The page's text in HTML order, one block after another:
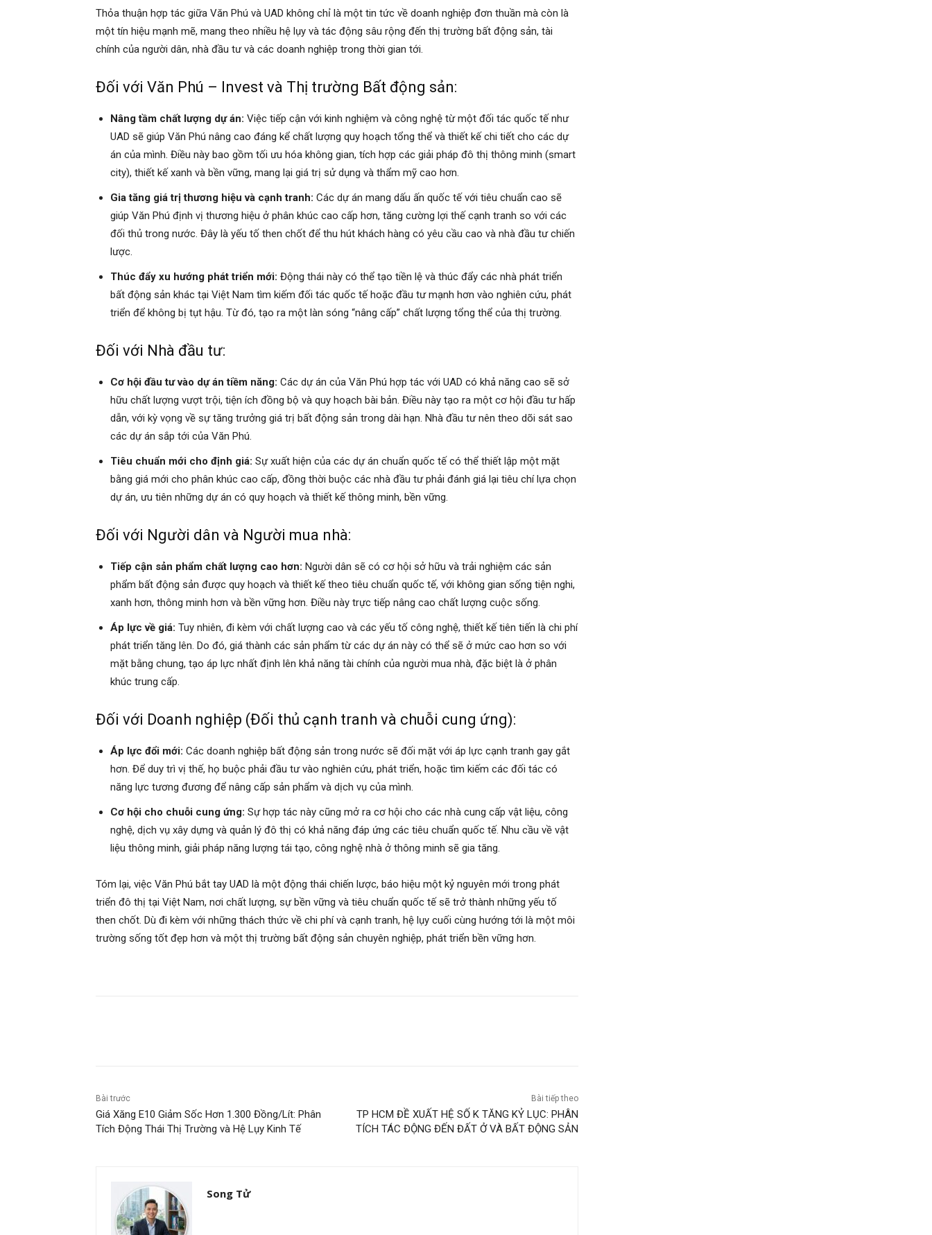
Thỏa thuận hợp tác giữa Văn Phú và UAD không chỉ là một tin tức về doanh nghiệp đơn thuần mà còn là
một tín hiệu mạnh mẽ, mang theo nhiều hệ lụy và tác động sâu rộng đến thị trường bất động sản, tài
chính của người dân, nhà đầu tư và các doanh nghiệp trong thời gian tới.
Đối với Văn Phú – Invest và Thị trường Bất động sản:
Nâng tầm chất lượng dự án: Việc tiếp cận với kinh nghiệm và công nghệ từ một đối tác quốc tế như
UAD sẽ giúp Văn Phú nâng cao đáng kể chất lượng quy hoạch tổng thể và thiết kế chi tiết cho các dự
án của mình. Điều này bao gồm tối ưu hóa không gian, tích hợp các giải pháp đô thị thông minh (smart
city), thiết kế xanh và bền vững, mang lại giá trị sử dụng và thẩm mỹ cao hơn.
Gia tăng giá trị thương hiệu và cạnh tranh: Các dự án mang dấu ấn quốc tế với tiêu chuẩn cao sẽ
giúp Văn Phú định vị thương hiệu ở phân khúc cao cấp hơn, tăng cường lợi thế cạnh tranh so với các
đối thủ trong nước. Đây là yếu tố then chốt để thu hút khách hàng có yêu cầu cao và nhà đầu tư chiến
lược.
Thúc đẩy xu hướng phát triển mới: Động thái này có thể tạo tiền lệ và thúc đẩy các nhà phát triển
bất động sản khác tại Việt Nam tìm kiếm đối tác quốc tế hoặc đầu tư mạnh hơn vào nghiên cứu, phát
triển để không bị tụt hậu. Từ đó, tạo ra một làn sóng “nâng cấp” chất lượng tổng thể của thị trường.
Đối với Nhà đầu tư:
Cơ hội đầu tư vào dự án tiềm năng: Các dự án của Văn Phú hợp tác với UAD có khả năng cao sẽ sở
hữu chất lượng vượt trội, tiện ích đồng bộ và quy hoạch bài bản. Điều này tạo ra một cơ hội đầu tư hấp
dẫn, với kỳ vọng về sự tăng trưởng giá trị bất động sản trong dài hạn. Nhà đầu tư nên theo dõi sát sao
các dự án sắp tới của Văn Phú.
Tiêu chuẩn mới cho định giá: Sự xuất hiện của các dự án chuẩn quốc tế có thể thiết lập một mặt
bằng giá mới cho phân khúc cao cấp, đồng thời buộc các nhà đầu tư phải đánh giá lại tiêu chí lựa chọn
dự án, ưu tiên những dự án có quy hoạch và thiết kế thông minh, bền vững.
Đối với Người dân và Người mua nhà:
Tiếp cận sản phẩm chất lượng cao hơn: Người dân sẽ có cơ hội sở hữu và trải nghiệm các sản
phẩm bất động sản được quy hoạch và thiết kế theo tiêu chuẩn quốc tế, với không gian sống tiện nghi,
xanh hơn, thông minh hơn và bền vững hơn. Điều này trực tiếp nâng cao chất lượng cuộc sống.
Áp lực về giá: Tuy nhiên, đi kèm với chất lượng cao và các yếu tố công nghệ, thiết kế tiên tiến là chi phí
phát triển tăng lên. Do đó, giá thành các sản phẩm từ các dự án này có thể sẽ ở mức cao hơn so với
mặt bằng chung, tạo áp lực nhất định lên khả năng tài chính của người mua nhà, đặc biệt là ở phân
khúc trung cấp.
Đối với Doanh nghiệp (Đối thủ cạnh tranh và chuỗi cung ứng):
Áp lực đổi mới: Các doanh nghiệp bất động sản trong nước sẽ đối mặt với áp lực cạnh tranh gay gắt
hơn. Để duy trì vị thế, họ buộc phải đầu tư vào nghiên cứu, phát triển, hoặc tìm kiếm các đối tác có
năng lực tương đương để nâng cấp sản phẩm và dịch vụ của mình.
Cơ hội cho chuỗi cung ứng: Sự hợp tác này cũng mở ra cơ hội cho các nhà cung cấp vật liệu, công
nghệ, dịch vụ xây dựng và quản lý đô thị có khả năng đáp ứng các tiêu chuẩn quốc tế. Nhu cầu về vật
liệu thông minh, giải pháp năng lượng tái tạo, công nghệ nhà ở thông minh sẽ gia tăng.
Tóm lại, việc Văn Phú bắt tay UAD là một động thái chiến lược, báo hiệu một kỷ nguyên mới trong phát
triển đô thị tại Việt Nam, nơi chất lượng, sự bền vững và tiêu chuẩn quốc tế sẽ trở thành những yếu tố
then chốt. Dù đi kèm với những thách thức về chi phí và cạnh tranh, hệ lụy cuối cùng hướng tới là một môi
trường sống tốt đẹp hơn và một thị trường bất động sản chuyên nghiệp, phát triển bền vững hơn.
Bài trước
Giá Xăng E10 Giảm Sốc Hơn 1.300 Đồng/Lít: Phân
Tích Động Thái Thị Trường và Hệ Lụy Kinh Tế
Bài tiếp theo
TP HCM ĐỀ XUẤT HỆ SỐ K TĂNG KỶ LỤC: PHÂN
TÍCH TÁC ĐỘNG ĐẾN ĐẤT Ở VÀ BẤT ĐỘNG SẢN
Song Tử